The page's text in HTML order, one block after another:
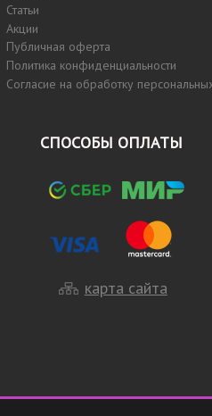
Статьи
Акции
Публичная оферта
Политика конфиденциальности
Согласие на обработку
СПОСОБЫ ОПЛАТЫ
карта сайта